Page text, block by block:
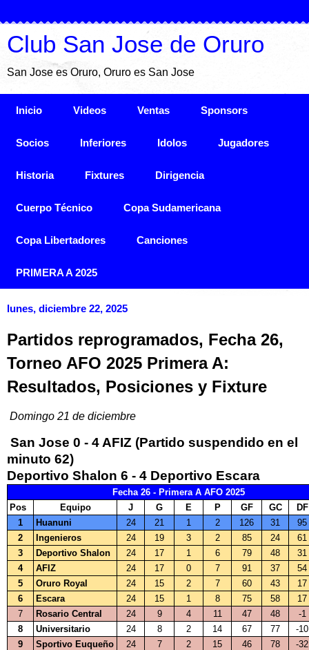
Club San Jose de Oruro
San Jose es Oruro, Oruro es San Jose
Inicio Videos Ventas Sponsors
Socios Inferiores Idolos Jugadores
Historia Fixtures Dirigencia
Cuerpo Técnico Copa Sudamericana
Copa Libertadores Canciones
PRIMERA A 2025
lunes, diciembre 22, 2025
Partidos reprogramados, Fecha 26,
Torneo AFO 2025 Primera A:
Resultados, Posiciones y Fixture
Domingo 21 de diciembre
San Jose 0 - 4 AFIZ (Partido suspendido en el
minuto 62)
Deportivo Shalon 6 - 4 Deportivo Escara
Fecha 26 - Primera A AFO 2025
Pos
Equipo J G E P GF GC
DF
1
Huanuni 24 21 1 2 126 31
95
2
Ingenieros 24 19 3 2 85 24
61
3
Deportivo Shalon 24 17 1 6 79 48
31
4
AFIZ 24 17 0 7 91 37
54
5
Oruro Royal 24 15 2 7 60 43
17
6
Escara 24 15 1 8 75 58
17
7
Rosario Central 24 9 4 11 47 48
-1
8
Universitario 24 8 2 14 67 77
-10
9
Sportivo Euqueño 24 7 2 15 46 78
-32